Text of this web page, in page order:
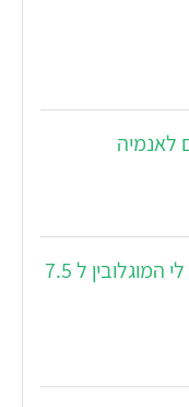
פרוליה ואנמיה - אכן ירד לי המוגלובין ל 7.5